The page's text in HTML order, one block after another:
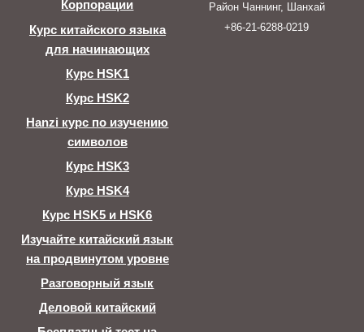
Корпорации
Курс китайского языка
для начинающих
Курс HSK1
Курс HSK2
Hanzi курс по изучению
символов
Курс HSK3
Курс HSK4
Курс HSK5 и HSK6
Изучайте китайский язык
на продвинутом уровне
Разговорный язык
Деловой китайский
Район Чаннинг, Шанхай
+86-21-6288-0219